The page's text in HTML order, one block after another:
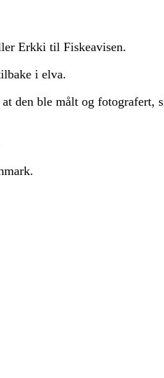
Erkki til Fiskeavisen.
i elva.
den ble målt og